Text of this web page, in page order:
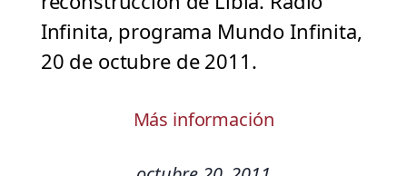
Infinita, programa Mundo Infinita,
20 de octubre de 2011.
Más información